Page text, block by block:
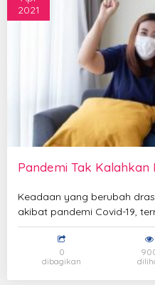
Pandemi Tak Kalahkan
2021
Keadaan yang berubah
akibat pandemi Covid-19,
0
dibagikan